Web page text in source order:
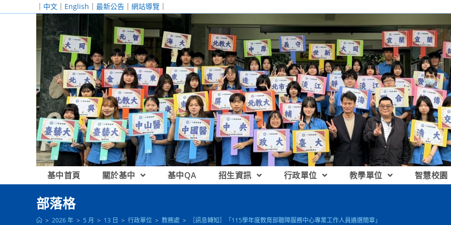
｜ 中文 ｜ English ｜ 最新公告 ｜ 網站導覽 ｜
基中首頁 關於基中 基中QA 招生資訊 行政單位 教學單位 智慧校園
部落格
> 2026 年 > 5 月 > 13 日 > 行政單位 > 教務處 > ［訊息轉知］「115學年度教育部聽障服務中心專業工作人員遴選簡章」